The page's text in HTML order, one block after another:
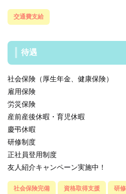
交通費支給
待遇
社会保険（厚生年金、健康保険）
雇用保険
労災保険
産前産後休暇・育児休暇
慶弔休暇
研修制度
正社員登用制度
友人紹介キャンペーン実施中！
社会保険完備 資格取得支援 研